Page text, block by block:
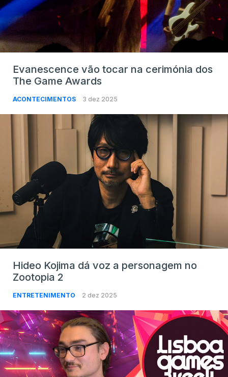
Evanescence vão tocar na cerimónia dos
The Game Awards
ACONTECIMENTOS 3 dez 2025
Hideo Kojima dá voz a personagem no
Zootopia 2
ENTRETENIMENTO 2 dez 2025